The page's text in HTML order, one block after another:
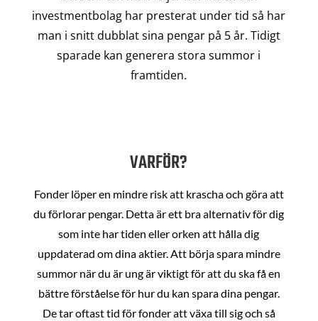
investmentbolag har presterat under tid så har
man i snitt dubblat sina pengar på 5 år. Tidigt
sparade kan generera stora summor i
framtiden.
VARFÖR?
Fonder löper en mindre risk att krascha och göra att
du förlorar pengar. Detta är ett bra alternativ för dig
som inte har tiden eller orken att hålla dig
uppdaterad om dina aktier. Att börja spara mindre
summor när du är ung är viktigt för att du ska få en
bättre förståelse för hur du kan spara dina pengar.
De tar oftast tid för fonder att växa till sig och så